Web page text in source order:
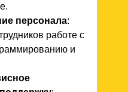
персонала:
работе с
и